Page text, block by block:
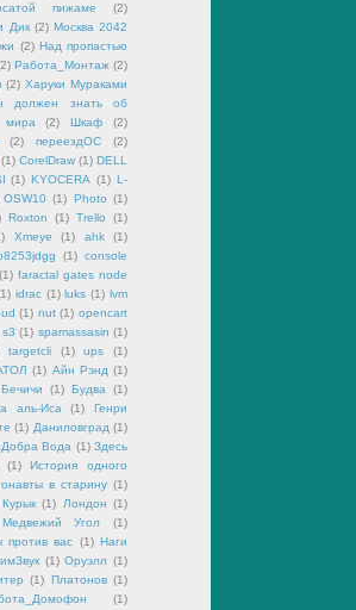
пижаме
(2)
Дик (2) Москва 2042
(2) Над пропастью
Работа_Монтаж (2)
(2) Харуки Мураками
должен знать об
мира
(2) Шкаф
(2)
(2) переездОС
(2)
(1) CorelDraw (1) DELL
(1) KYOCERA (1) L-
OSW10 (1) Photo (1)
Roxton (1) Trello
(1)
Xmeye (1) ahk
(1)
(1) console
(1) faractal gates node
idrac (1) luks (1) lvm
(1) nut (1) opencart
s3 (1) spamassasin (1)
targetcli (1) ups
(1)
(1) Айн Рэнд (1)
Бечичи (1) Будва (1)
аль-Иса (1)
Генри
(1) Даниловград (1)
Добра Вода (1) Здесь
(1)
История одного
в старину (1)
Курык (1) Лондон (1)
Медвежий Угол
(1)
против вас (1) Наги
(1) Оруэлл (1)
(1) Платонов (1)
(1)